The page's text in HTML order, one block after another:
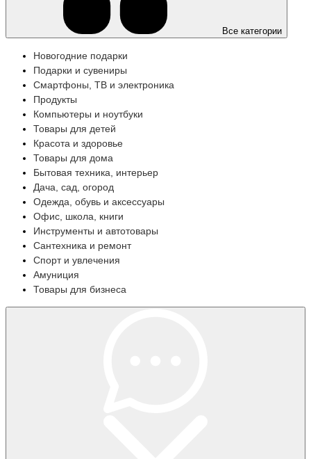
Все категории
Новогодние подарки
Подарки и сувениры
Смартфоны, ТВ и электроника
Продукты
Компьютеры и ноутбуки
Товары для детей
Красота и здоровье
Товары для дома
Бытовая техника, интерьер
Дача, сад, огород
Одежда, обувь и аксессуары
Офис, школа, книги
Инструменты и автотовары
Сантехника и ремонт
Спорт и увлечения
Амуниция
Товары для бизнеса